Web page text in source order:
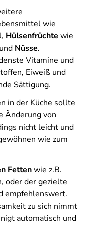
wie
Hülsenfrüchte wie
und Nüsse.
Vitamine und
Eiweiß und
Sättigung.
in der Küche sollte
Änderung von
nicht leicht und
wie zum
Fettenwie z.B.
oder der gezielte
empfehlenswert.
zu sich nimmt
automatisch und